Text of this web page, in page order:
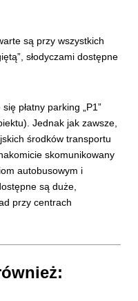
są przy wszystkich
słodyczami dostępne
płatny parking „P1”
Jednak jak zawsze,
środków transportu
skomunikowany
autobusowym i
są duże,
przy centrach